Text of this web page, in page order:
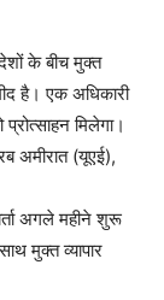
के बीच मुक्त
है। एक अधिकारी
मिलेगा।
अमीरात (यूएई),
अगले महीने शुरू
मुक्त व्यापार